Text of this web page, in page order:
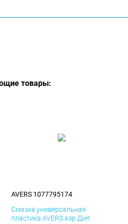
товары:
AVERS 1077795174
Смазка универсальная
пластика AVERS аэр ДиК